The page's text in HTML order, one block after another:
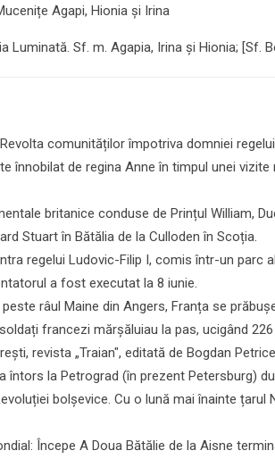
Agapi, Hionia și Irina
Luminată. Sf. m. Agapia, Irina și Hionia; [Sf.
comunităților împotriva domniei
înnobilat de regina Anne în timpul unei vizite
britanice conduse de Prințul William,
Stuart în Bătălia de la Culloden în Scoția.
regelui Ludovic-Filip I, comis într-un parc
a fost executat la 8 iunie.
râul Maine din Angers, Franța se
francezi mărșăluiau la pas, ucigând 226
revista „Traian", editată de Bogdan
întors la Petrograd (în prezent Petersburg)
bolșevice. Cu o lună mai înainte țarul
Începe A Doua Bătălie de la Aisne